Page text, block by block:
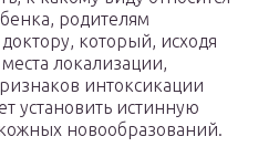
родителям
который, исходя
локализации,
интоксикации
установить истинную
новообразований.